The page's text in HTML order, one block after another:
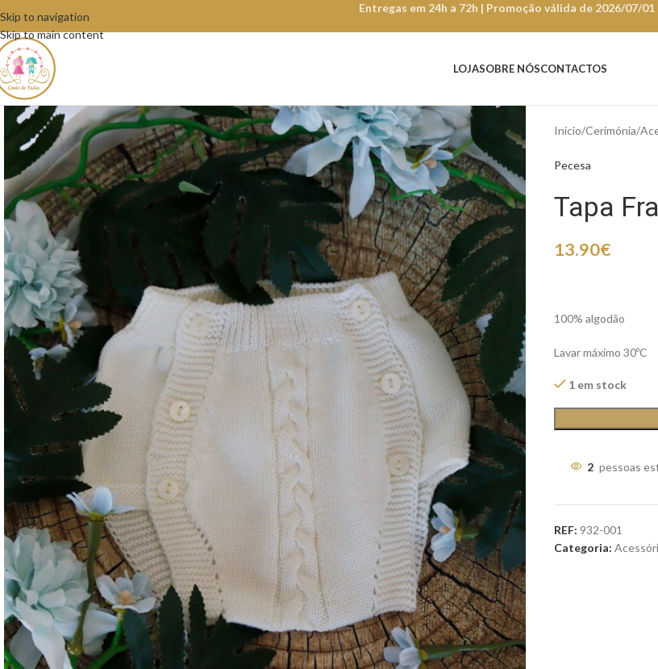
Skip to navigation
Skip to main content
Entregas em 24h a 72h | Promoção válida de 2026/07/01
LOJASOBRE NÓSCONTACTOS
Início Cerimónia
Pecesa
Tapa
13.90€
100% algodão
Lavar máximo 30ºC
1 em stock
2 pessoas
REF: 932-001
Categoria: